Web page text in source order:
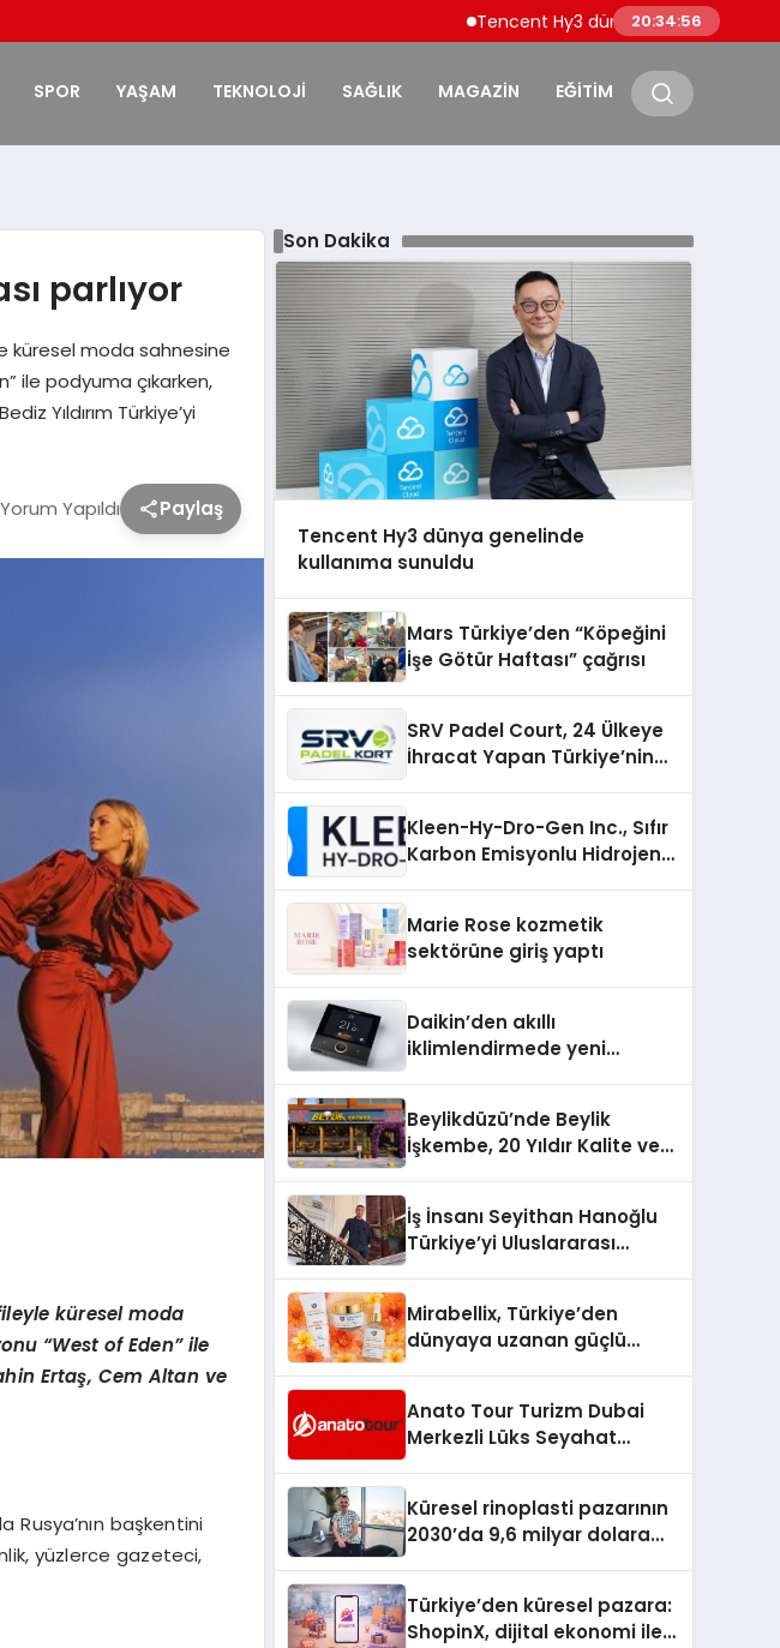
Tencent Hy3 dünya genelinde kullanıma
20:34:57
SPOR YAŞAM TEKNOLOJİ SAĞLIK MAGAZİN EĞİTİM
parlıyor
küresel moda sahnesine
ile podyuma çıkarken,
Yıldırım Türkiye’yi
Yapıldı Paylaş
küresel moda
“West of Eden”ile
Ertaş, Cem Altan ve
Rusya’nın başkentini
yüzlerce gazeteci,
Son Dakika
Tencent Hy3 dünya genelinde
kullanıma sunuldu
Mars Türkiye’den “Köpeğini
İşe Götür Haftası” çağrısı
SRV Padel Court, 24 Ülkeye
İhracat Yapan Türkiye’nin
Kleen-Hy-Dro-Gen Inc., Sıfır
Karbon Emisyonlu Hidrojen
Aldı
Marie Rose kozmetik
sektörüne giriş yaptı
Daikin’den akıllı
iklimlendirmede yeni
Beylikdüzü’nde Beylik
İşkembe, 20 Yıldır Kalite ve
İş İnsanı Seyithan Hanoğlu
Türkiye’yi Uluslararası
Mirabellix, Türkiye’den
dünyaya uzanan güçlü
Anato Tour Turizm Dubai
Merkezli Lüks Seyahat
Küresel rinoplasti pazarının
2030’da 9,6 milyar dolara
Türkiye’den küresel pazara:
ShopinX, dijital ekonomi ile